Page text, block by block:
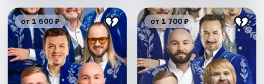
от 1 600 ₽ от 1 700 ₽